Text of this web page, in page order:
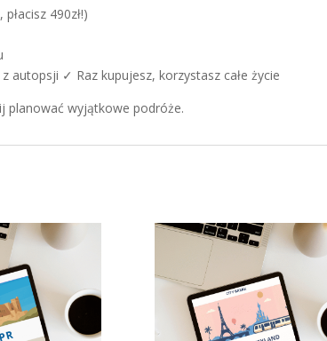
490zł!)
✓ Raz kupujesz, korzystasz całe życie
planować wyjątkowe podróże.